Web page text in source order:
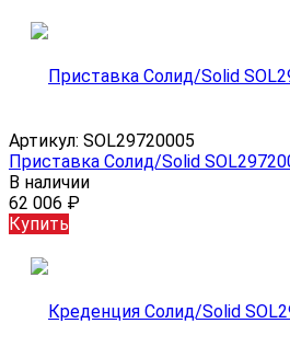
Артикул: SOL29720005
Приставка Солид/Solid
В наличии
62 006 ₽
Купить